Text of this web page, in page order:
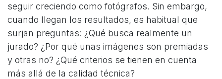
seguir creciendo como fotógrafos. Sin embargo,
cuando llegan los resultados, es habitual que
surjan preguntas: ¿Qué busca realmente un
jurado? ¿Por qué unas imágenes son premiadas
y otras no? ¿Qué criterios se tienen en cuenta
más allá de la calidad técnica?